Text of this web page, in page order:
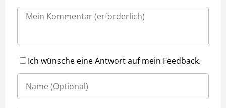
Ich wünsche eine Antwort auf mein Feedback.